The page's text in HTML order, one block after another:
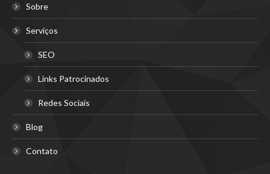
Sobre
Serviços
SEO
Links Patrocinados
Redes Sociais
Blog
Contato